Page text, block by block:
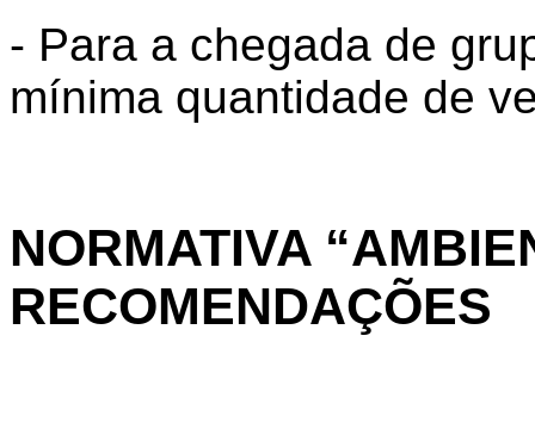
- Para a chegada de
mínima quantidade de
NORMATIVA
RECOMENDAÇÕES